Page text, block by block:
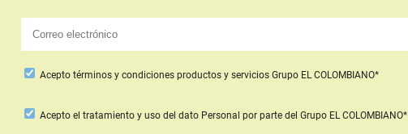
Acepto términos y condiciones productos y servicios Grupo EL COLOMBIANO*
Aceptoel tratamiento y uso del dato Personal por parte del Grupo EL COLOMBIANO*